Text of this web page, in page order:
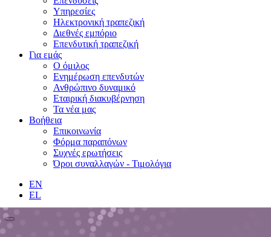
Υπηρεσίες
Ηλεκτρονική τραπεζική
Διεθνές εμπόριο
Επενδυτική τραπεζική
Για εμάς
Ο όμιλος
Ενημέρωση επενδυτών
Ανθρώπινο δυναμικό
Εταιρική διακυβέρνηση
Τα νέα μας
Βοήθεια
Επικοινωνία
Φόρμα παραπόνων
Συχνές ερωτήσεις
Όροι συναλλαγών - Τιμολόγια
EN
EL